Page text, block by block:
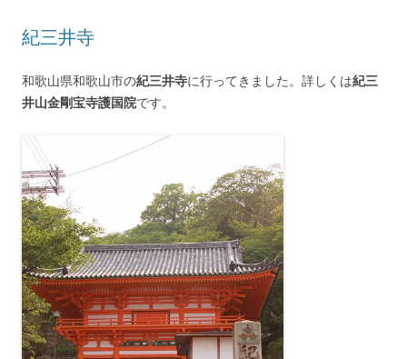
紀三井寺
和歌山県和歌山市の紀三井寺に行ってきました。詳しくは紀三
井山金剛宝寺護国院です。